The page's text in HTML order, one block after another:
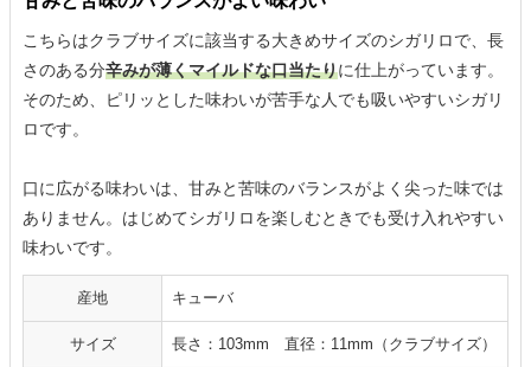
こちらはクラブサイズに該当する大きめサイズのシガリロで、長
さのある分辛みが薄くマイルドな口当たりに仕上がっています。
そのため、ピリッとした味わいが苦手な人でも吸いやすいシガリ
ロです。
口に広がる味わいは、甘みと苦味のバランスがよく尖った味では
ありません。はじめてシガリロを楽しむときでも受け入れやすい
味わいです。
産地 キューバ
サイズ 長さ：103mm 直径：11mm（クラブサイズ）